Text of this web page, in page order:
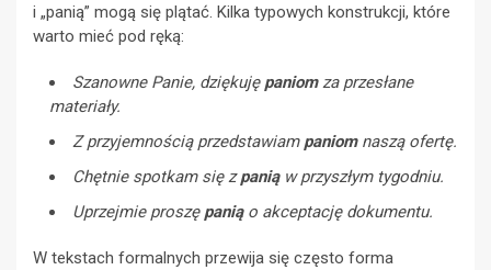
i „panią” mogą się plątać. Kilka typowych konstrukcji, które
warto mieć pod ręką:
Szanowne Panie, dziękuję paniomza przesłane
materiały.
Z przyjemnością przedstawiam paniomnaszą ofertę.
Chętnie spotkam się zpaniąw przyszłym tygodniu.
Uprzejmie proszę paniąo akceptację dokumentu.
W tekstach formalnych przewija się często forma